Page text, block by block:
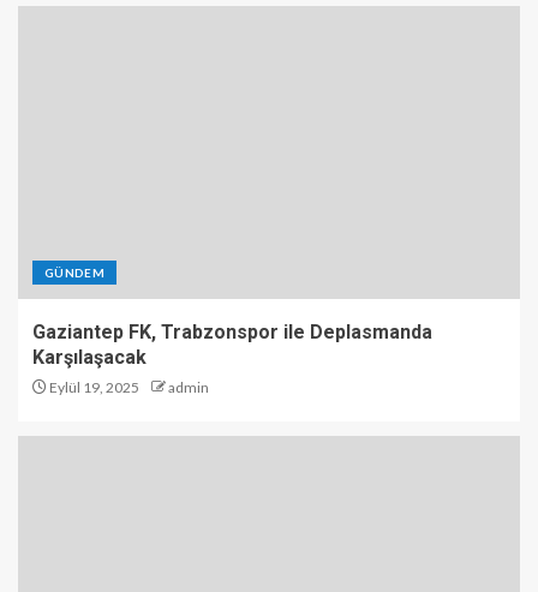
GÜNDEM
Gaziantep FK, Trabzonspor ile Deplasmanda
Karşılaşacak
Eylül 19, 2025 admin